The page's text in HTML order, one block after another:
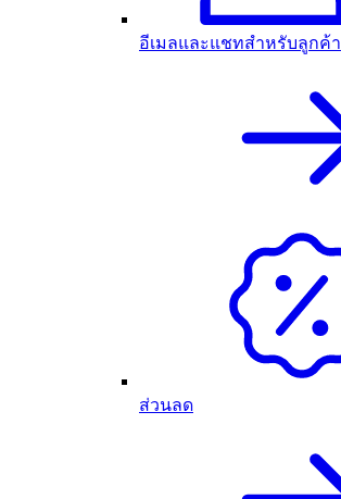
อีเมลและแชทสำหรับลูกค้า
ส่วนลด